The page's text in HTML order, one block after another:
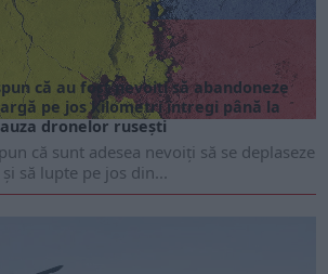
că au fost nevoiți să abandoneze
pe jos kilometri întregi până la
dronelor rusești
că sunt adesea nevoiți să se deplaseze
și să lupte pe jos din...